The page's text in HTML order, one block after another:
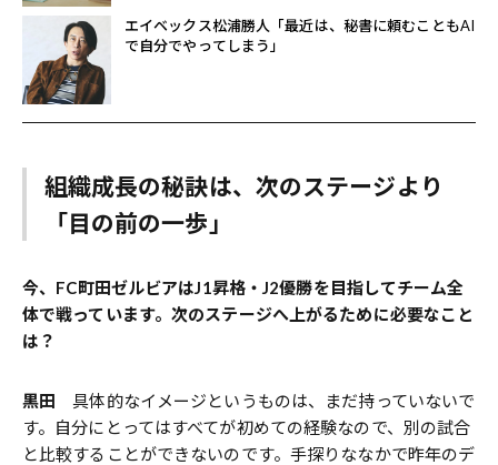
エイベックス松浦勝人「最近は、秘書に頼むこともAI
で自分でやってしまう」
組織成長の秘訣は、次のステージより
「目の前の一歩」
今、 FC町田ゼルビアはJ1昇格・J2優勝を目指してチーム全
体で戦っています。次のステージへ上がるために必要なこと
は？
黒田 具体的なイメージというものは、まだ持っていないで
す。自分にとってはすべてが初めての経験なので、別の試合
と比較することができないのです。手探りななかで昨年のデ